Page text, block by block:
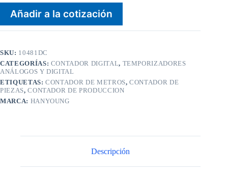
Añadir a la cotización
SKU: 10481DC
CATEGORÍAS: CONTADOR DIGITAL, TEMPORIZADORES
ANÁLOGOS Y DIGITAL
ETIQUETAS:CONTADOR DE METROS,CONTADOR DE
PIEZAS,CONTADOR DE PRODUCCION
MARCA: HANYOUNG
Descripción